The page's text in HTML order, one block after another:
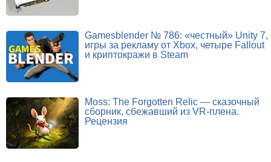
Gamesblender № 786: «честный» Unity 7,
игры за рекламу от Xbox, четыре Fallout
и криптокражи в Steam
Moss: The Forgotten Relic — сказочный
сборник, сбежавший из VR-плена.
Рецензия